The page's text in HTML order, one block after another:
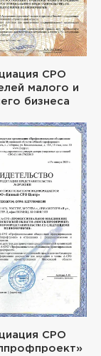
СРО
малого и
бизнеса
СРО